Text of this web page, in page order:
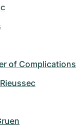
of Complications